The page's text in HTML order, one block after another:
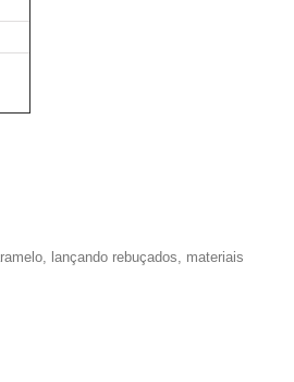
lançando rebuçados, materiais